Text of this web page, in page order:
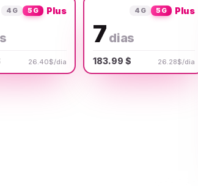
4G 5G Plus
26.40$/dia
4G 5G Plus
7 dias
183.99 $ 26.28$/dia